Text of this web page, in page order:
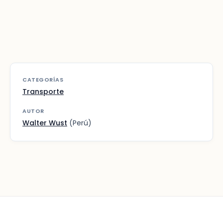
CATEGORÍAS
Transporte
AUTOR
Walter Wust (Perú)